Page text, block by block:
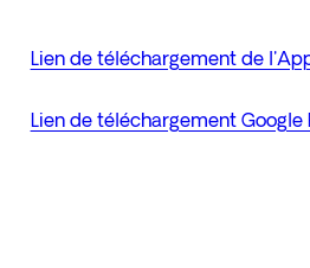
Lien de téléchargement de
Lien de téléchargement Google